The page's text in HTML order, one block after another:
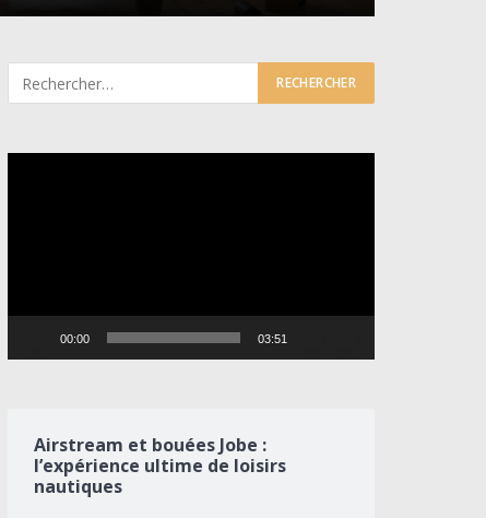
00:00 03:51
Airstream et bouées Jobe :
l’expérience ultime de loisirs
nautiques